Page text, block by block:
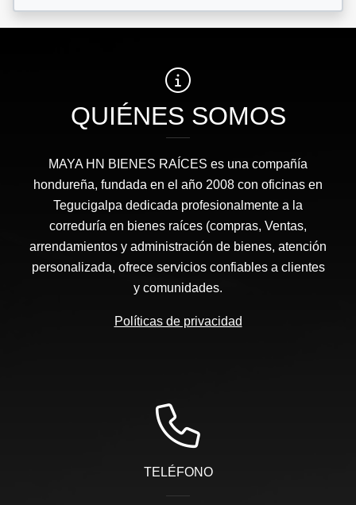
QUIÉNES SOMOS
MAYA HN BIENES RAÍCES​ es una compañía
hondureña, fundada en el año 2008 con oficinas en
Tegucigalpa dedicada profesionalmente a la
correduría en bienes raíces (compras, Ventas,
arrendamientos y administración de bienes, atención
personalizada, ofrece servicios confiables a clientes
y comunidades.
Políticas de privacidad
TELÉFONO